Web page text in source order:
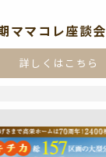
マコレ座談会
詳しくはこちら